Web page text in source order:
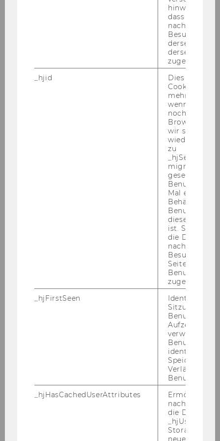
Wer steckt hinter dem AI inhinweg.Stellt
dass Daten
Besuchen auf
derselben
derselben
zugeordnet
_hjid
Dies ist ein
Cookie, das
mehr setzen,
wenn ein
noch in
Browser hat,
wir seinen
zu
migrieren.
gesetzt,
Benutzer
Mal eine
Behält die
Benutzer-ID
diese Seite
ist. Stellt
die Daten von
Besuchen
Seite
Benutzer-ID
zugeordnet
_hjFirstSeen
Identifiziert
Sitzung eines
Benutzers.
verwendet,
identifizieren.
Verlängert
_hjHasCachedUserAttributes
Ermöglicht
die Daten in
Storage auf
neuesten